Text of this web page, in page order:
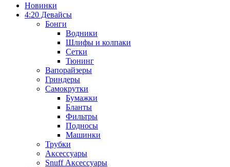
Новинки
4:20 Девайсы
Бонги
Водники
Шлифы и колпаки
Сетки
Тюнинг
Вапорайзеры
Гриндеры
Самокрутки
Бумажки
Бланты
Фильтры
Подносы
Машинки
Трубки
Аксессуары
Snuff Аксессуары